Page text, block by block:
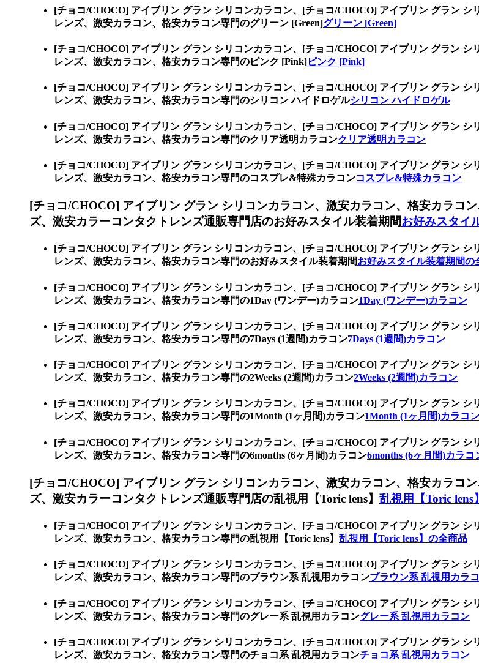
[チョコ/CHOCO] アイブリン グラン シリコンカラコン、 [チョコ/CHOCO] アイブリン グラン シ
レンズ、激安カラコン、格安カラコン専門のグリーン [Green]グリーン [Green]
[チョコ/CHOCO] アイブリン グラン シリコンカラコン、 [チョコ/CHOCO] アイブリン グラン シ
レンズ、激安カラコン、格安カラコン専門のピンク [Pink]ピンク [Pink]
[チョコ/CHOCO] アイブリン グラン シリコンカラコン、 [チョコ/CHOCO] アイブリン グラン シ
レンズ、激安カラコン、格安カラコン専門のシリコン ハイドロゲルシリコン ハイドロゲル
[チョコ/CHOCO] アイブリン グラン シリコンカラコン、 [チョコ/CHOCO] アイブリン グラン シ
レンズ、激安カラコン、格安カラコン専門のクリア透明カラコンクリア透明カラコン
[チョコ/CHOCO] アイブリン グラン シリコンカラコン、 [チョコ/CHOCO] アイブリン グラン シ
レンズ、激安カラコン、格安カラコン専門のコスプレ&特殊カラコンコスプレ&特殊カラコン
[チョコ/CHOCO] アイブリン グラン シリコンカラコン、 激安カラコン、格安カラコ
ズ、激安カラーコンタクトレンズ通販専門店のお好みスタイル装着期間お好みスタイ
[チョコ/CHOCO] アイブリン グラン シリコンカラコン、 [チョコ/CHOCO] アイブリン グラン シ
レンズ、激安カラコン、格安カラコン専門のお好みスタイル装着期間お好みスタイル装着期間の
[チョコ/CHOCO] アイブリン グラン シリコンカラコン、 [チョコ/CHOCO] アイブリン グラン シ
レンズ、激安カラコン、格安カラコン専門の1Day (ワンデー)カラコン1Day (ワンデー)カラコン
[チョコ/CHOCO] アイブリン グラン シリコンカラコン、 [チョコ/CHOCO] アイブリン グラン シ
レンズ、激安カラコン、格安カラコン専門の7Days (1週間)カラコン7Days (1週間)カラコン
[チョコ/CHOCO] アイブリン グラン シリコンカラコン、 [チョコ/CHOCO] アイブリン グラン シ
レンズ、激安カラコン、格安カラコン専門の2Weeks (2週間)カラコン2Weeks (2週間)カラコン
[チョコ/CHOCO] アイブリン グラン シリコンカラコン、 [チョコ/CHOCO] アイブリン グラン シ
レンズ、激安カラコン、格安カラコン専門の1Month (1ヶ月間)カラコン1Month (1ヶ月間)カラコン
[チョコ/CHOCO] アイブリン グラン シリコンカラコン、 [チョコ/CHOCO] アイブリン グラン シ
レンズ、激安カラコン、格安カラコン専門の6months (6ヶ月間)カラコン6months (6ヶ月間)カラコ
[チョコ/CHOCO] アイブリン グラン シリコンカラコン、 激安カラコン、格安カラコ
ズ、激安カラーコンタクトレンズ通販専門店の乱視用【Toric lens】 乱視用【Toric lens】
[チョコ/CHOCO] アイブリン グラン シリコンカラコン、 [チョコ/CHOCO] アイブリン グラン シ
レンズ、激安カラコン、格安カラコン専門の乱視用【Toric lens】 乱視用【Toric lens】の全商品
[チョコ/CHOCO] アイブリン グラン シリコンカラコン、
[チョコ/CHOCO] アイブリン グラン シ
レンズ、激安カラコン、格安カラコン専門のブラウン系 乱視用カラコンブラウン系 乱視用カラ
[チョコ/CHOCO] アイブリン グラン シリコンカラコン、 [チョコ/CHOCO] アイブリン グラン シ
レンズ、激安カラコン、格安カラコン専門のグレー系 乱視用カラコングレー系 乱視用カラコン
[チョコ/CHOCO] アイブリン グラン シリコンカラコン、 [チョコ/CHOCO] アイブリン グラン シ
レンズ、激安カラコン、格安カラコン専門のチョコ系 乱視用カラコンチョコ系 乱視用カラコン